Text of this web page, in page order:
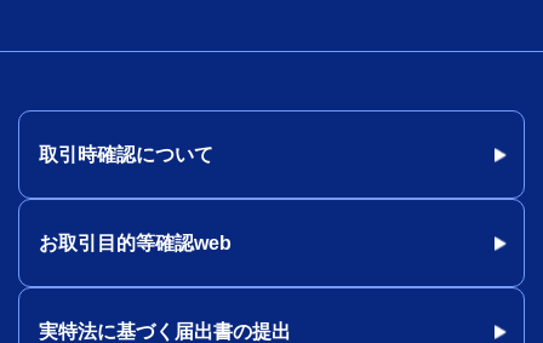
取引時確認について
お取引目的等確認web
実特法に基づく届出書の提出